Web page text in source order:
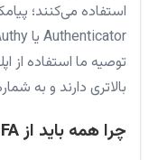
توصیه ما استفاده
بالاتری دارند و به
چرا همه باید از 2FA استفاده کنند؟